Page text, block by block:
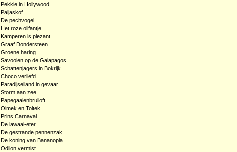
Pekkie in Hollywood
Paljaskof
De pechvogel
Het roze olifantje
Kamperen is plezant
Graaf Dondersteen
Groene haring
Savooien op de Galapagos
Schattenjagers in Bokrijk
Choco verliefd
Paradijseiland in gevaar
Storm aan zee
Papegaaienbruiloft
Olmek en Toltek
Prins Carnaval
De lawaai-eter
De gestrande pennenzak
De koning van Bananopia
Odilon vermist